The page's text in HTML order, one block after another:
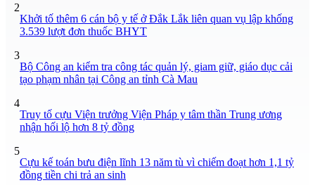
2
Khởi tố thêm 6 cán bộ y tế ở Đắk Lắk liên quan vụ lập khống
3.539 lượt đơn thuốc BHYT
3
Bộ Công an kiểm tra công tác quản lý, giam giữ, giáo dục cải
tạo phạm nhân tại Công an tỉnh Cà Mau
4
Truy tố cựu Viện trưởng Viện Pháp y tâm thần Trung ương
nhận hối lộ hơn 8 tỷ đồng
5
Cựu kế toán bưu điện lĩnh 13 năm tù vì chiếm đoạt hơn 1,1 tỷ
đồng tiền chi trả an sinh